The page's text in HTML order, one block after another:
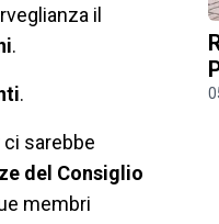
il
.
.
sarebbe
del Consiglio
membri